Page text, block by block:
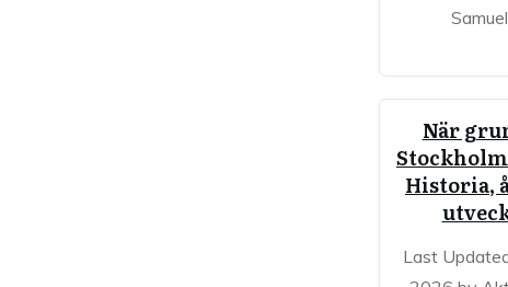
När
Historia,
Last